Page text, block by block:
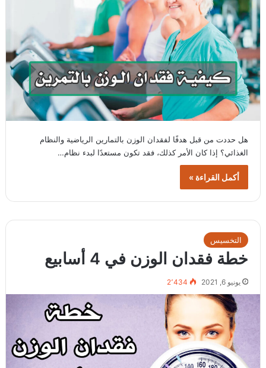
هل حددت من قبل هدفًا لفقدان الوزن بالتمارين الرياضية والنظام
الغذائي؟ إذا كان الأمر كذلك، فقد تكون مستعدًا لبدء نظام…
أكمل القراءة »
التخسيس
خطة فقدان الوزن في 4 أسابيع
يونيو 6, 2021 2٬434